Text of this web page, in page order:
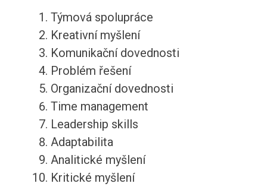
Týmová spolupráce
Kreativní myšlení
Komunikační dovednosti
Problém řešení
Organizační dovednosti
Time management
Leadership skills
Adaptabilita
Analitické myšlení
Kritické myšlení